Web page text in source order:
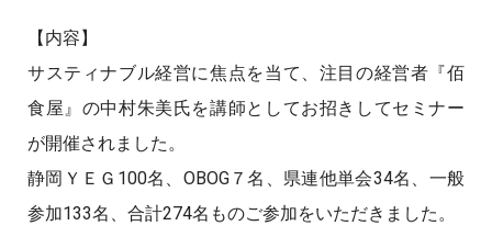
【内容】
サスティナブル経営に焦点を当て、注目の経営者『佰
食屋』の中村朱美氏を講師としてお招きしてセミナー
が開催されました。
静岡ＹＥＧ100名、OBOG７名、県連他単会34名、一般
参加133名、合計274名ものご参加をいただきました。